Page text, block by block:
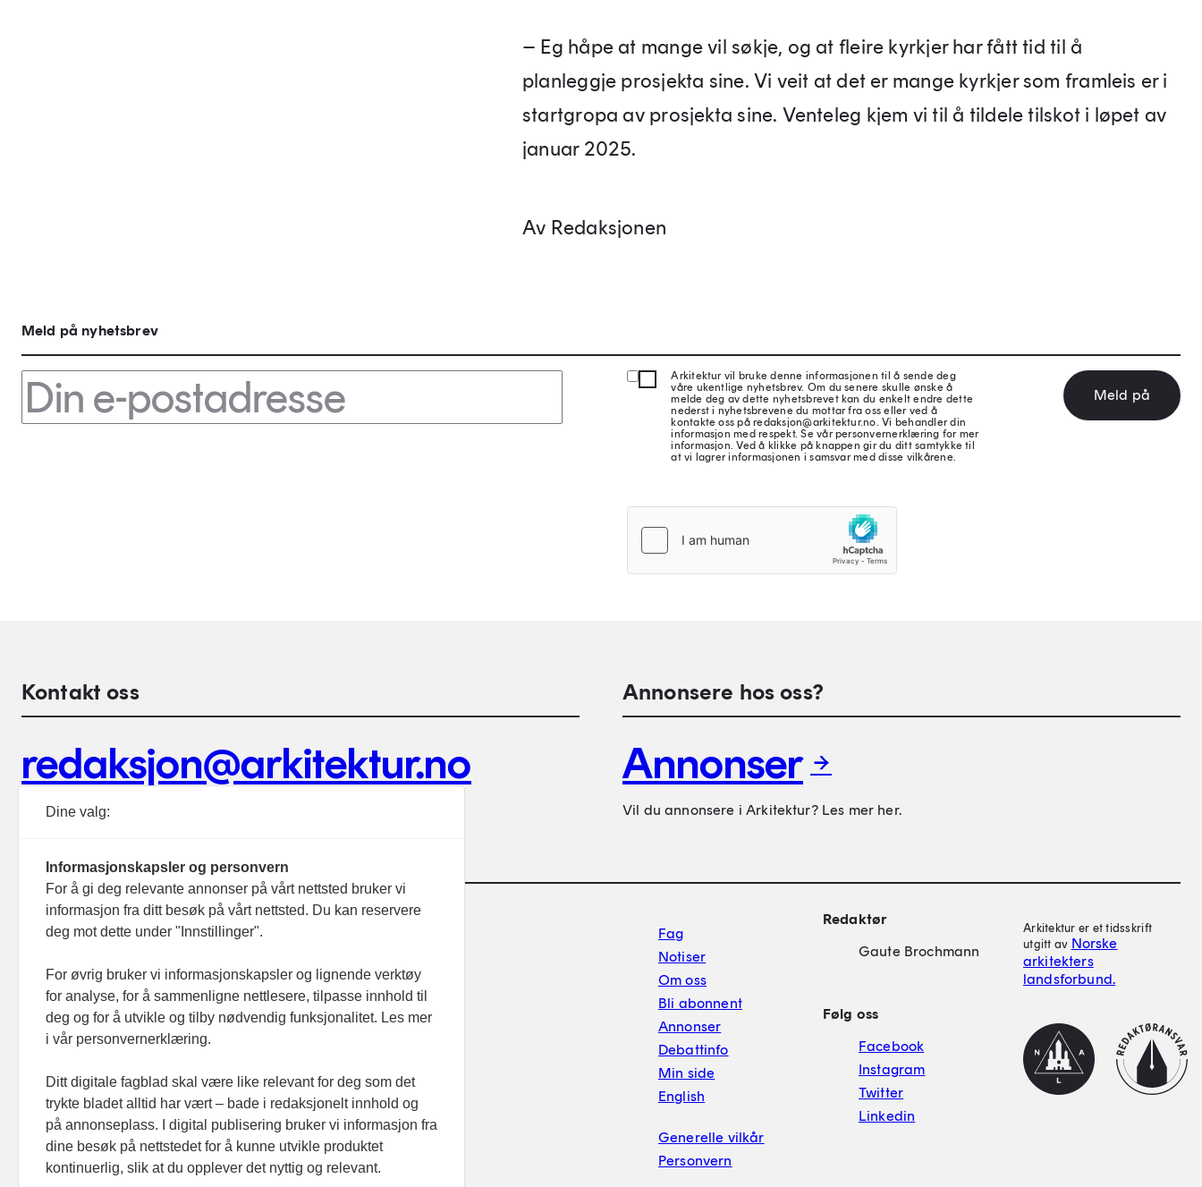
– Eg håpe at mange vil søkje, og at fleire kyrkjer har fått tid til å
planleggje prosjekta sine. Vi veit at det er mange kyrkjer som framleis er i
startgropa av prosjekta sine. Venteleg kjem vi til å tildele tilskot i løpet av
januar 2025.
Av Redaksjonen
Meld på nyhetsbrev
Arkitektur vil bruke denne informasjonen til å sende deg
våre ukentlige nyhetsbrev. Om du senere skulle ønske å
melde deg av dette nyhetsbrevet kan du enkelt endre dette
nederst i nyhetsbrevene du mottar fra oss eller ved å
kontakte oss på redaksjon@arkitektur.no. Vi behandler din
informasjon med respekt. Se vår personvernerklæring for mer
informasjon. Ved å klikke på knappen gir du ditt samtykke til
at vi lagrer informasjonen i samsvar med disse vilkårene.
Meld på
Kontakt oss
redaksjon@arkitektur.no
Debattinnlegg, tips og andre henvendelser.
Annonsere hos oss?
Annonser
Vil du annonsere i Arkitektur? Les mer her.
Footer hovednavigasjon
Aktuelt
Meninger
Prosjekter
Folk
Ledige stillinger
Organisasjoner
Fag
Notiser
Om oss
Bli abonnent
Annonser
Debattinfo
Min side
English
Generelle vilkår
Personvern
Redaktør
Gaute Brochmann
Følg oss
Facebook
Instagram
Twitter
Linkedin
Arkitektur er et tidsskrift
utgitt av Norske
arkitekters
landsforbund.
NAL
Dine valg:
Informasjonskapsler og personvern
For å gi deg relevante annonser på vårt nettsted bruker vi
informasjon fra ditt besøk på vårt nettsted. Du kan reservere
deg mot dette under "Innstillinger".
For øvrig bruker vi informasjonskapsler og lignende verktøy
for analyse, for å sammenligne nettlesere, tilpasse innhold til
deg og for å utvikle og tilby nødvendig funksjonalitet. Les mer
i vår personvernerklæring.
Ditt digitale fagblad skal være like relevant for deg som det
trykte bladet alltid har vært – bade i redaksjonelt innhold og
på annonseplass. I digital publisering bruker vi informasjon fra
dine besøk på nettstedet for å kunne utvikle produktet
kontinuerlig, slik at du opplever det nyttig og relevant.